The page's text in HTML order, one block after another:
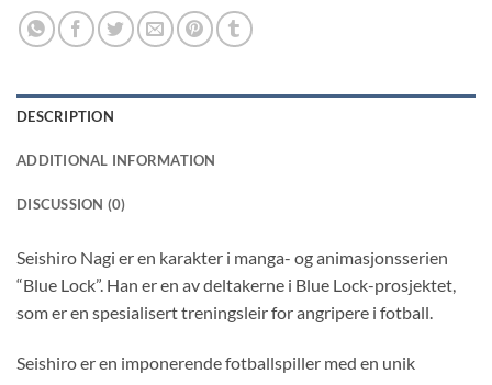
DESCRIPTION
ADDITIONAL INFORMATION
DISCUSSION (0)
Seishiro Nagi er en karakter i manga- og animasjonsserien
“Blue Lock”. Han er en av deltakerne i Blue Lock-prosjektet,
som er en spesialisert treningsleir for angripere i fotball.
Seishiro er en imponerende fotballspiller med en unik